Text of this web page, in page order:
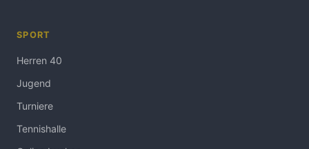
SPORT
Herren 40
Jugend
Turniere
Tennishalle